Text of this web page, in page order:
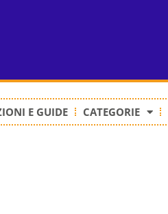
E GUIDE CATEGORIE